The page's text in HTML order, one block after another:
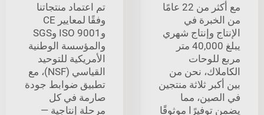
مع أكثر من 22 عامًا
في
وإنتاج شهري
يبلغ 40,000 متر
نحن من
ثلاثة منتجين
مما
موثوقًا
تم اعتماد منتجاتنا
وفقًا لمعايير CE
وISO 9001 وSGS
والمؤسسة الوطنية
الأمريكية للتوحيد
القياسي (NSF)، مع
تطبيق ضوابط جودة
صارمة في كل
مرحلة إنتاجية —